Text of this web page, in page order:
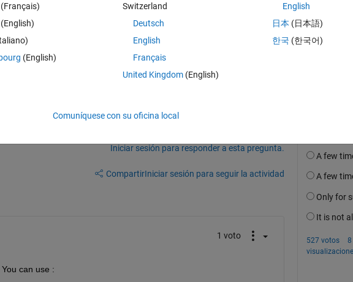
keys except..." because I won't really want to keylog the entire
this programming experience awesome so far, Brett
Iniciar sesión para responder a esta pregunta.
CompartirIniciar sesión para seguir la actividad
1 voto
can use :
(Français)
(English)
(English)
Switzerland
Deutsch
English
Français
United Kingdom(English)
English
日本 (日本語)
한국 (한국어)
Comuníquese con su oficina local